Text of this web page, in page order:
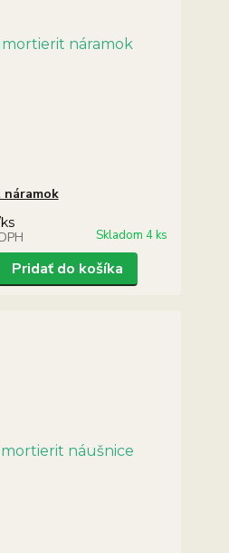
ks
Skladom 4 ks
Pridať do košíka